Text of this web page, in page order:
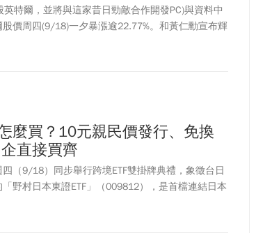
特爾，並將與這家昔日勁敵合作開發PC)與資料中
價周四(9/18)一夕暴漲逾22.77%。和黃仁勳宣布輝
X平台秀出和黃仁勳的合照。消息一出究竟輝達、
麼買？10元親民價發行、免換
直接買齊
（9/18）同步舉行跨境ETF雙掛牌典禮，象徵台日
野村日本東證ETF」（009812），是首檔連結日本
的「NEXT FUNDS Taiwan Tech 50 ETF」